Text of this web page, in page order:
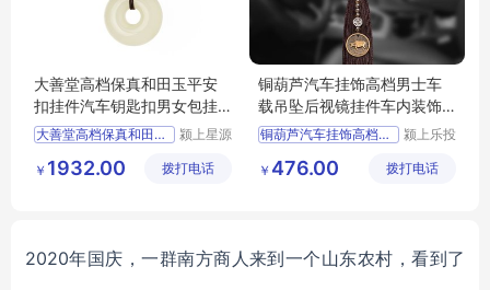
大善堂高档保真和田玉平安
扣挂件汽车钥匙扣男女包挂
饰创意送礼物
大善堂高档保真和田玉平安
颍上星源
有限公司
￥ 1932.00 拨打电话
铜葫芦汽车挂饰高档男士车
载吊坠后视镜挂件车内装饰
用品
铜葫芦汽车挂饰高档男士车
颍上乐投
有限公司
￥ 476.00 拨打电话
2020年国庆，一群南方商人来到一个山东农村，看到了